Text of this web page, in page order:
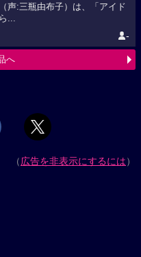
声:三瓶由布子）は、「アイド
...
-
へ
（広告を非表示にするには）